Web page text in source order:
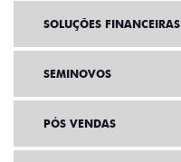
SOLUÇÕES FINANCEIRAS
SEMINOVOS
PÓS VENDAS